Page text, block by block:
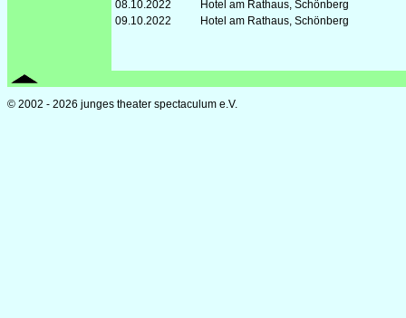
08.10.2022
Hotel am Rathaus, Schönberg
09.10.2022
Hotel am Rathaus, Schönberg
© 2002 - 2026 junges theater spectaculum e.V.